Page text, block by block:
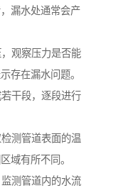
漏水处通常会产
观察压力是否能
存在漏水问题。
干段，逐段进行
测管道表面的温
域有所不同。
测管道内的水流